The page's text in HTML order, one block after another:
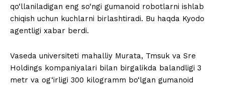
qo‘llaniladigan eng so‘ngi gumanoid robotlarni ishlab
chiqish uchun kuchlarni birlashtiradi. Bu haqda Kyodo
agentligi xabar berdi.
Vaseda universiteti mahalliy Murata, Tmsuk va Sre
Holdings kompaniyalari bilan birgalikda balandligi 3
metr va og‘irligi 300 kilogramm bo‘lgan gumanoid